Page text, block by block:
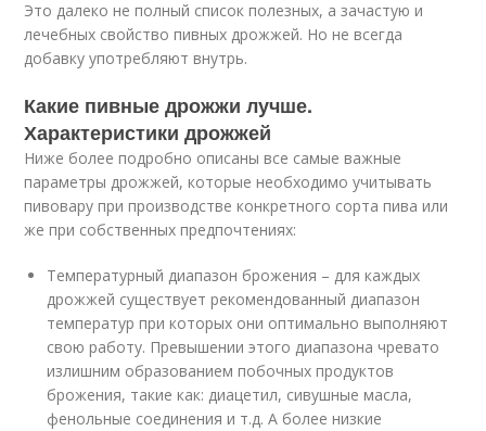
Это далеко не полный список полезных, а зачастую и
лечебных свойство пивных дрожжей. Но не всегда
добавку употребляют внутрь.
Какие пивные дрожжи лучше.
Характеристики дрожжей
Ниже более подробно описаны все самые важные
параметры дрожжей, которые необходимо учитывать
пивовару при производстве конкретного сорта пива или
же при собственных предпочтениях:
Температурный диапазон брожения – для каждых
дрожжей существует рекомендованный диапазон
температур при которых они оптимально выполняют
свою работу. Превышении этого диапазона чревато
излишним образованием побочных продуктов
брожения, такие как: диацетил, сивушные масла,
фенольные соединения и т.д. А более низкие